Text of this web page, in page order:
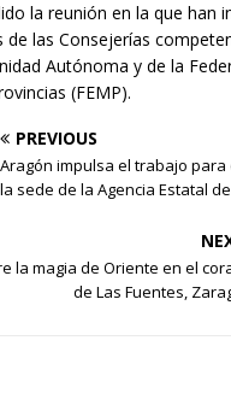
la reunión en la que han
de las Consejerías
Autónoma y de la
(FEMP).
PREVIOUS
Aragón impulsa el trabajo
la sede de la Agencia Estatal
la magia de Oriente en el
de Las Fuentes,